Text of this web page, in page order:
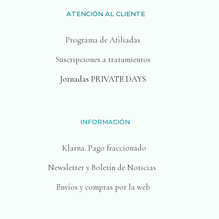
ATENCIÓN AL CLIENTE
Programa de Afiliadas
Suscripciones a tratamientos
Jornadas PRIVATE DAYS
INFORMACIÓN
Klarna. Pago fraccionado
Newsletter y Boletín de Noticias
Envíos y compras por la web